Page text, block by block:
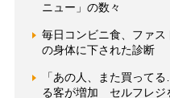
ニュー」の数々
毎日コンビニ食、ファ
の身体に下された診断
「あの人、また買って
る客が増加 セルフレジ